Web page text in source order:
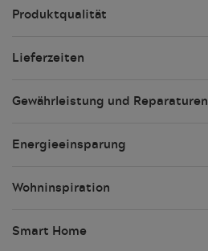
Produktqualität
Lieferzeiten
Gewährleistung und Reparaturen
Energieeinsparung
Wohninspiration
Smart Home